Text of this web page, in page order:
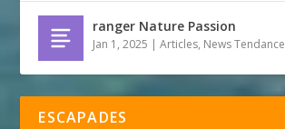
ranger Nature Passion
Jan 1, 2025 |Articles, News Tendance
ESCAPADES